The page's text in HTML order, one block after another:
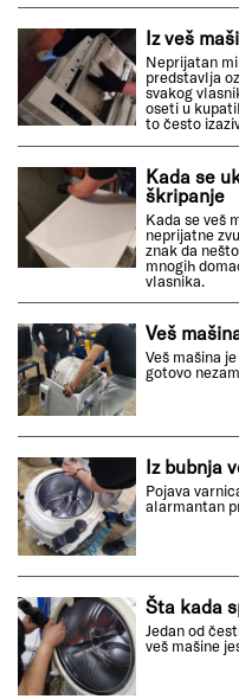
Iz veš
Neprijatan
predstavlja
svakog
oseti u
to često
Kada se
škripanje
Kada se veš
neprijatne
znak da
mnogih
vlasnika.
Veš
Veš mašina
gotovo
Iz bubnja
Pojava
alarmantan
Šta kada
Jedan od
veš mašine